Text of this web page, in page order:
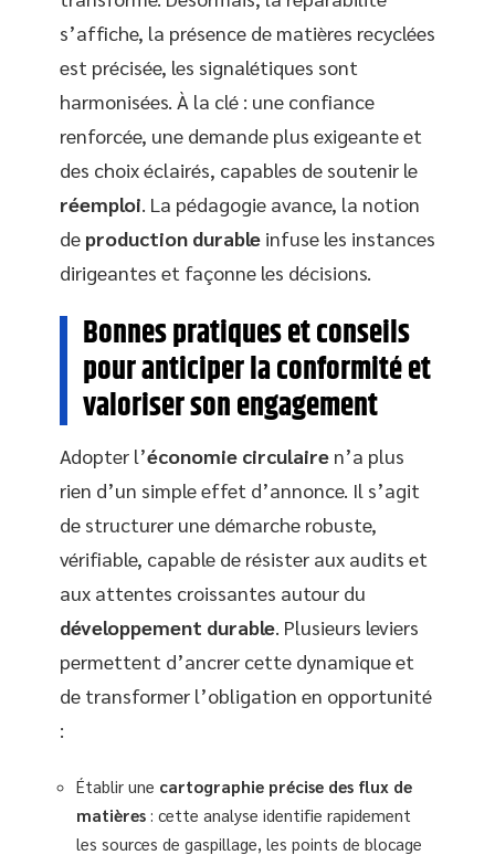
s’affiche, la présence de matières recyclées
est précisée, les signalétiques sont
harmonisées. À la clé : une confiance
renforcée, une demande plus exigeante et
des choix éclairés, capables de soutenir le
réemploi. La pédagogie avance, la notion
de production durable infuse les instances
dirigeantes et façonne les décisions.
Bonnes pratiques et conseils
pour anticiper la conformité et
valoriser son engagement
Adopter l’économie circulaire n’a plus
rien d’un simple effet d’annonce. Il s’agit
de structurer une démarche robuste,
vérifiable, capable de résister aux audits et
aux attentes croissantes autour du
développement durable. Plusieurs leviers
permettent d’ancrer cette dynamique et
de transformer l’obligation en opportunité
:
Établir une cartographie précise des flux de
matières : cette analyse identifie rapidement
les sources de gaspillage, les points de blocage